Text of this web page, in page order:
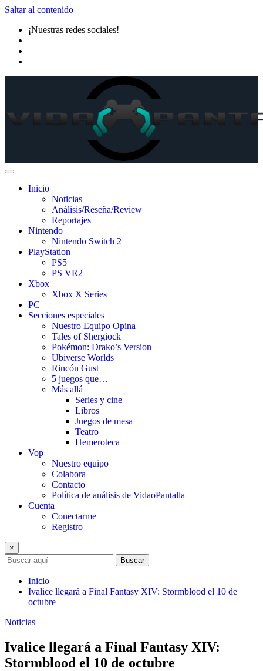
Saltar al contenido
¡Nuestras redes sociales!
Inicio
Noticias
Análisis/Reseña/Review
Reportajes
Nintendo
Nintendo Switch 2
PlayStation
PS5
PS VR2
Xbox
Xbox X Series
PC
Secciones especiales
Nuestro Equipo Opina
Tales of Shergiock
Pokémon: Drako’s Version
Ubiverse Worlds
Rincón Gust
5 juegos que…
Más allá
Series y cine
Libros
Juegos de mesa
Teatro
Hemeroteca
Vop
Nuestro equipo
Colabora
Contacto
Política de análisis de VidaoPantalla
Cuenta
Conectarme
Registro
×
Buscar
Inicio
Ivalice llegará a Final Fantasy XIV: Stormblood el 10 de
octubre
Noticias
Ivalice llegará a Final Fantasy XIV:
Stormblood el 10 de octubre